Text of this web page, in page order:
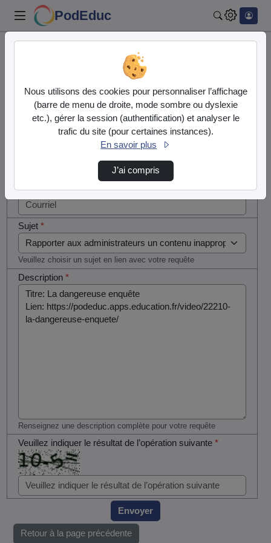
PodEduc
Contactez nous
Votre message
Courriel*
Sujet*
Veuillez choisir un sujet en lien avec votre requête
Description*
Renseignez une description complète pour votre requête
Veuillez indiquer le résultat de l’opération suivante*
si vous
êtes un
humain en
Envoyer
Retour à la page précédente
Nous utilisons des cookies pour personnaliser l’affichage
(barre de menu de droite, mode sombre ou dyslexie
etc.), gérer la session (authentification) et analyser le
trafic du site (pour certaines instances).
En savoir plus
J’ai compris